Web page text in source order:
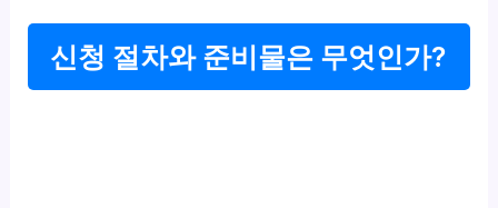
신청 절차와 준비물은 무엇인가?